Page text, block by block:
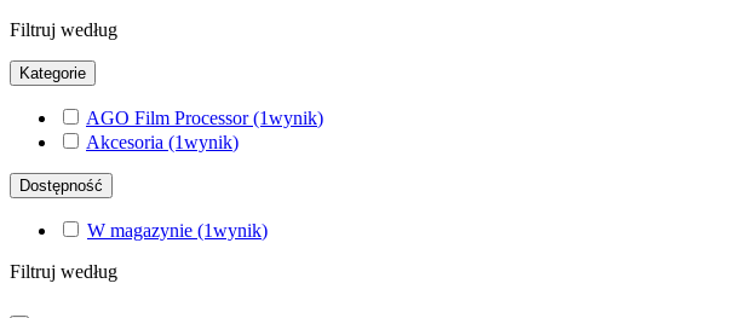
Filtruj według
Kategorie
AGO Film Processor(1wynik)
Akcesoria (1wynik)
Dostępność
W magazynie (1wynik)
Filtruj według